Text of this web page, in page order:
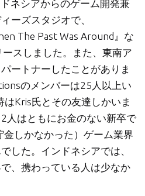
ネシアからのゲーム開発兼
ーズスタジオで、
The Past Was Around』な
スしました。また、東南ア
ートナーしたことがありま
のメンバーは25人以上い
Kris氏とその友達しかいま
人はともにお金のない新卒で
金しかなかった）ゲーム業界
した。インドネシアでは、
、携わっている人は少なか